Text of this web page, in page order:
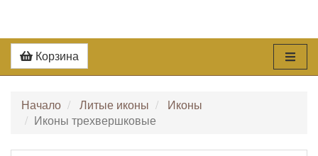
Корзина
Начало Литые иконы
Иконы
Иконы трехвершковые